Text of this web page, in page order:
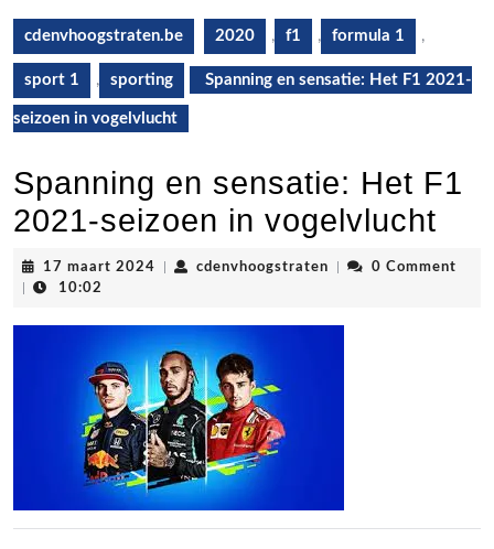
cdenvhoogstraten.be 2020 , f1 , formula 1 ,
sport 1 , sporting Spanning en sensatie: Het F1 2021-
seizoen in vogelvlucht
Spanning en sensatie: Het F1
2021-seizoen in vogelvlucht
17 maart 2024 17
cdenvhoogstraten cdenvhoogstraten
0 Comment
10:02